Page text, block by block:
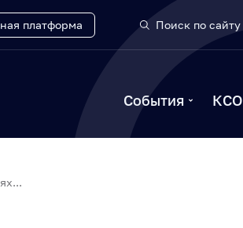
платформа Поиск по сайту
События КСО